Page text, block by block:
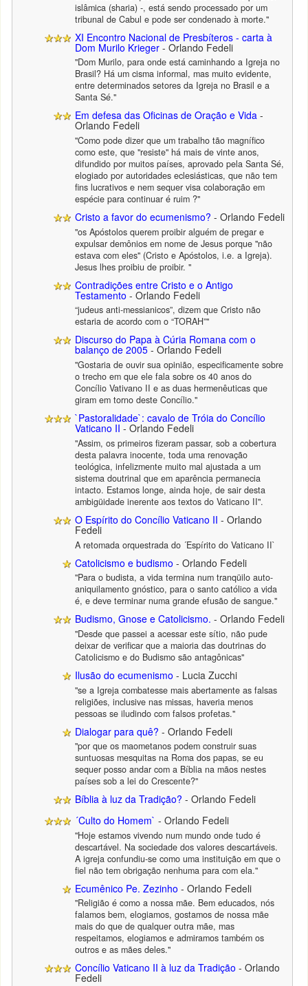
islâmica (sharia) -, está sendo processado por um
tribunal de Cabul e pode ser condenado à morte."
XI Encontro Nacional de Presbíteros - carta à
Dom Murilo Krieger - Orlando Fedeli
"Dom Murilo, para onde está caminhando a Igreja no
Brasil? Há um cisma informal, mas muito evidente,
entre determinados setores da Igreja no Brasil e a
Santa Sé."
Em defesa das Oficinas de Oração e Vida -
Orlando Fedeli
"Como pode dizer que um trabalho tão magnífico
como este, que "resiste" há mais de vinte anos,
difundido por muitos países, aprovado pela Santa Sé,
elogiado por autoridades eclesiásticas, que não tem
fins lucrativos e nem sequer visa colaboração em
espécie para continuar é ruim ?"
Cristo a favor do ecumenismo? - Orlando Fedeli
"os Apóstolos querem proibir alguém de pregar e
expulsar demônios em nome de Jesus porque "não
estava com eles" (Cristo e Apóstolos, i.e. a Igreja).
Jesus lhes proibiu de proibir. "
Contradições entre Cristo e o Antigo
Testamento - Orlando Fedeli
“judeus anti-messianicos”, dizem que Cristo não
estaria de acordo com o “TORAH”"
Discurso do Papa à Cúria Romana com o
balanço de 2005 - Orlando Fedeli
"Gostaria de ouvir sua opinião, especificamente sobre
o trecho em que ele fala sobre os 40 anos do
Concílio Vativano II e as duas hermenêuticas que
giram em torno deste Concílio."
`Pastoralidade`: cavalo de Tróia do Concílio
Vaticano II - Orlando Fedeli
"Assim, os primeiros fizeram passar, sob a cobertura
desta palavra inocente, toda uma renovação
teológica, infelizmente muito mal ajustada a um
sistema doutrinal que em aparência permanecia
intacto. Estamos longe, ainda hoje, de sair desta
ambigüidade inerente aos textos do Vaticano II".
O Espírito do Concílio Vaticano II - Orlando
Fedeli
A retomada orquestrada do ´Espírito do Vaticano II`
Catolicismo e budismo - Orlando Fedeli
"Para o budista, a vida termina num tranqüilo auto-
aniquilamento gnóstico, para o santo católico a vida
é, e deve terminar numa grande efusão de sangue."
Budismo, Gnose e Catolicismo. - Orlando Fedeli
"Desde que passei a acessar este sítio, não pude
deixar de verificar que a maioria das doutrinas do
Catolicismo e do Budismo são antagônicas"
Ilusão do ecumenismo - Lucia Zucchi
"se a Igreja combatesse mais abertamente as falsas
religiões, inclusive nas missas, haveria menos
pessoas se iludindo com falsos profetas."
Dialogar para quê? - Orlando Fedeli
"por que os maometanos podem construir suas
suntuosas mesquitas na Roma dos papas, se eu
sequer posso andar com a Bíblia na mãos nestes
países sob a lei do Crescente?"
Bíblia à luz da Tradição? - Orlando Fedeli
´Culto do Homem` - Orlando Fedeli
"Hoje estamos vivendo num mundo onde tudo é
descartável. Na sociedade dos valores descartáveis.
A igreja confundiu-se como uma instituição em que o
fiel não tem obrigação nenhuma para com ela."
Ecumênico Pe. Zezinho - Orlando Fedeli
"Religião é como a nossa mãe. Bem educados, nós
falamos bem, elogiamos, gostamos de nossa mãe
mais do que de qualquer outra mãe, mas
respeitamos, elogiamos e admiramos também os
outros e as mães deles."
Concílio Vaticano II à luz da Tradição - Orlando
Fedeli